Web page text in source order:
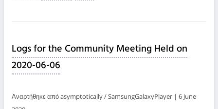
Logs for the Community Meeting Held on
2020-06-06
Αναρτήθηκε από asymptotically / SamsungGalaxyPlayer | 6 June